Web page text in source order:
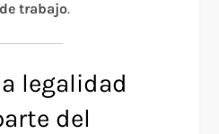
trabajo.
legalidad
del